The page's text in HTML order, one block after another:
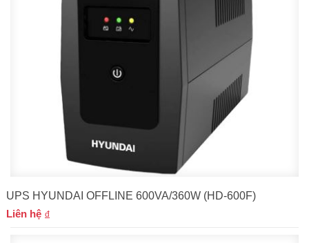
UPS HYUNDAI OFFLINE 600VA/360W (HD-600F)
Liên hệ